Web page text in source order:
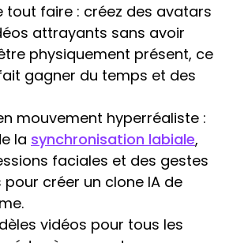
tout faire : créez des avatars
attrayants sans avoir
physiquement présent, ce
gagner du temps et des
mouvement hyperréaliste :
la synchronisation labiale,
faciales et des gestes
créer un clone IA de
vidéos pour tous les